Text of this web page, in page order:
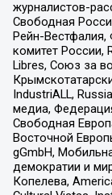
журналистов-
Свободная
Рейн-
комитет России,
Libres, Союз за
IndustriALL,
медиа,
Свободная
Восточной
gGmbH,
демократии и
Копелева,